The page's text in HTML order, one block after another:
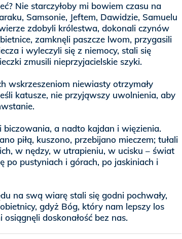
Nie starczyłoby mi bowiem czasu na
Samsonie, Jeftem, Dawidzie, Samuelu
zdobyli królestwa, dokonali czynów
zamknęli paszcze lwom, przygasili
i wyleczyli się z niemocy, stali się
zmusili nieprzyjacielskie szyki.
wskrzeszeniom niewiasty otrzymały
katusze, nie przyjąwszy uwolnienia, aby
biczowania, a nadto kajdan i więzienia.
piłą, kuszono, przebijano mieczem; tułali
w nędzy, w utrapieniu, w ucisku – świat
po pustyniach i górach, po jaskiniach i
na swą wiarę stali się godni pochwały,
gdyż Bóg, który nam lepszy los
osiągnęli doskonałość bez nas.